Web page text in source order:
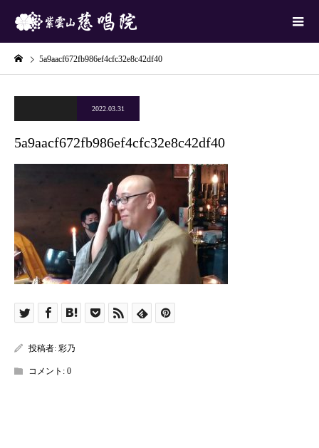
5a9aacf672fb986ef4cfc32e8c42df40
2022.03.31
5a9aacf672fb986ef4cfc32e8c42df40
投稿者: 彩乃
コメント: 0